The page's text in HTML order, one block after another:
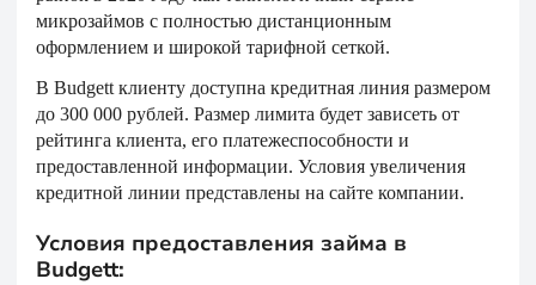
микрозаймов с полностью дистанционным
оформлением и широкой тарифной сеткой.
В Budgett клиенту доступна кредитная линия размером
до 300 000 рублей. Размер лимита будет зависеть от
рейтинга клиента, его платежеспособности и
предоставленной информации. Условия увеличения
кредитной линии представлены на сайте компании.
Условия предоставления займа в
Budgett: